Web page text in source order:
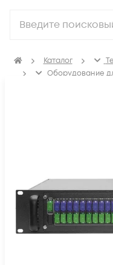
Каталог
Оборудование